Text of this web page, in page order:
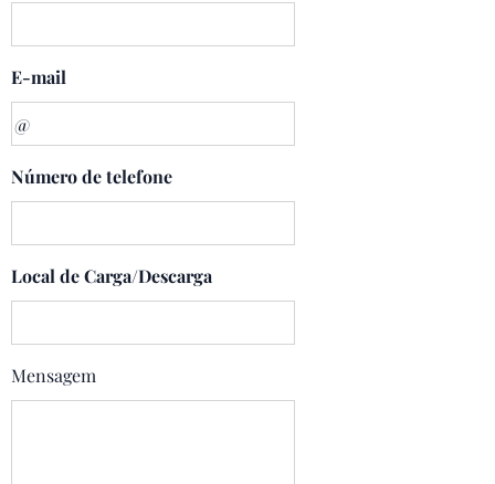
E-mail
Número de telefone
Local de Carga/Descarga
Mensagem